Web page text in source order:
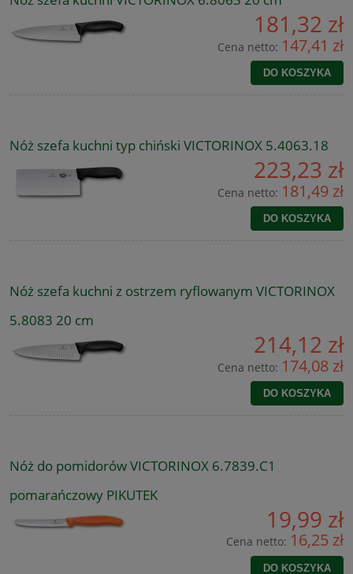
181,32 zł
Cena netto: 147,41 zł
DO KOSZYKA
Nóż szefa kuchni typ chiński VICTORINOX 5.4063.18
223,23 zł
Cena netto: 181,49 zł
DO KOSZYKA
Nóż szefa kuchni z ostrzem ryflowanym VICTORINOX
5.8083 20 cm
214,12 zł
Cena netto: 174,08 zł
DO KOSZYKA
Nóż do pomidorów VICTORINOX 6.7839.C1
pomarańczowy PIKUTEK
19,99 zł
Cena netto: 16,25 zł
DO KOSZYKA